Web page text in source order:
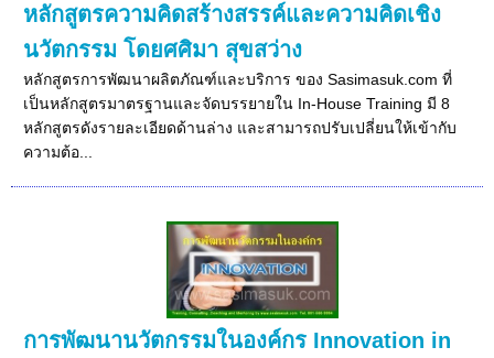
หลักสูตรความคิดสร้างสรรค์และความคิดเชิง
นวัตกรรม โดยศศิมา สุขสว่าง
หลักสูตรการพัฒนาผลิตภัณฑ์และบริการ ของ Sasimasuk.com ที่
เป็นหลักสูตรมาตรฐานและจัดบรรยายใน In-House Training มี 8
หลักสูตรดังรายละเอียดด้านล่าง และสามารถปรับเปลี่ยนให้เข้ากับ
ความต้อ...
การพัฒนานวัตกรรมในองค์กร Innovation in